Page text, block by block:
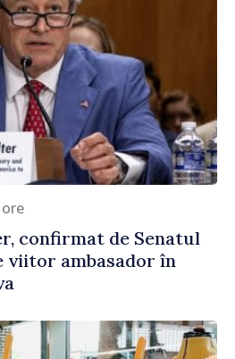
ore
confirmat de Senatul
viitor ambasador în